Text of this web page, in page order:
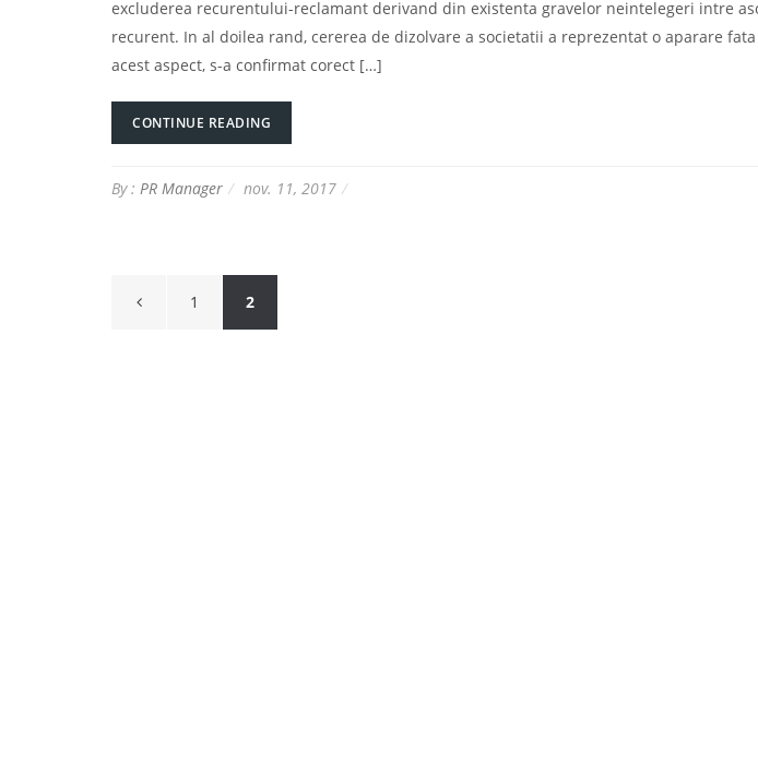
excluderea recurentului-reclamant derivand din existenta gravelor neintelegeri intre
recurent. In al doilea rand, cererea de dizolvare a societatii a reprezentat o aparare
acest aspect, s-a confirmat corect […]
CONTINUE READING
By : PR Manager nov. 11, 2017
Paginație
1 2